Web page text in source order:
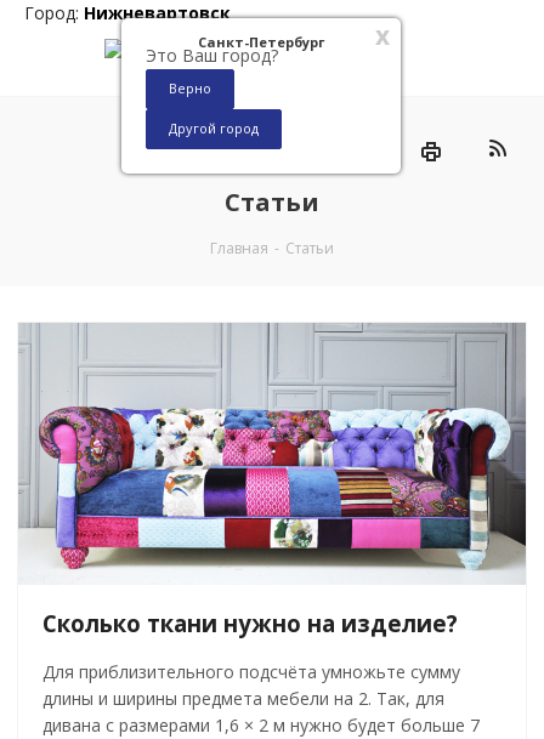
x
Санкт-Петербург
Это Ваш город?
Верно
Другой город
Город: Нижневартовск
0
Статьи
Главная - Статьи
Сколько ткани нужно на изделие?
Для приблизительного подсчёта умножьте сумму
длины и ширины предмета мебели на 2. Так, для
дивана с размерами 1,6 × 2 м нужно будет больше 7